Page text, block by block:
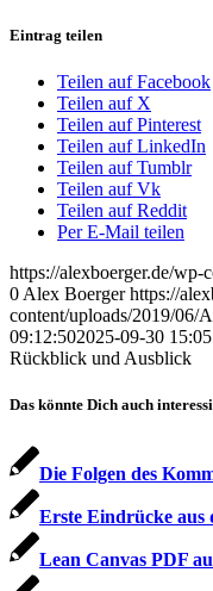
Eintrag teilen
Teilen auf Facebook
Teilen auf X
Teilen auf Pinterest
Teilen auf LinkedIn
Teilen auf Tumblr
Teilen auf Vk
Teilen auf Reddit
Per E-Mail teilen
https://alexboerger.de/
0 Alex Boerger https://
content/uploads/2019/06/
09:12:502025-09-30
Rückblick und Ausblick
Das könnte Dich auch
Die Folgen des
Erste Eindrücke
Lean Canvas PDF